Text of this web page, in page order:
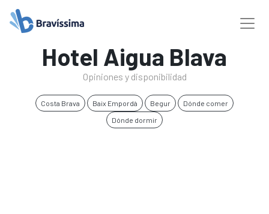
Hotel Aigua Blava
Opiniones y disponibilidad
Costa Brava Baix Empordà Begur
Dónde comer
Dónde dormir